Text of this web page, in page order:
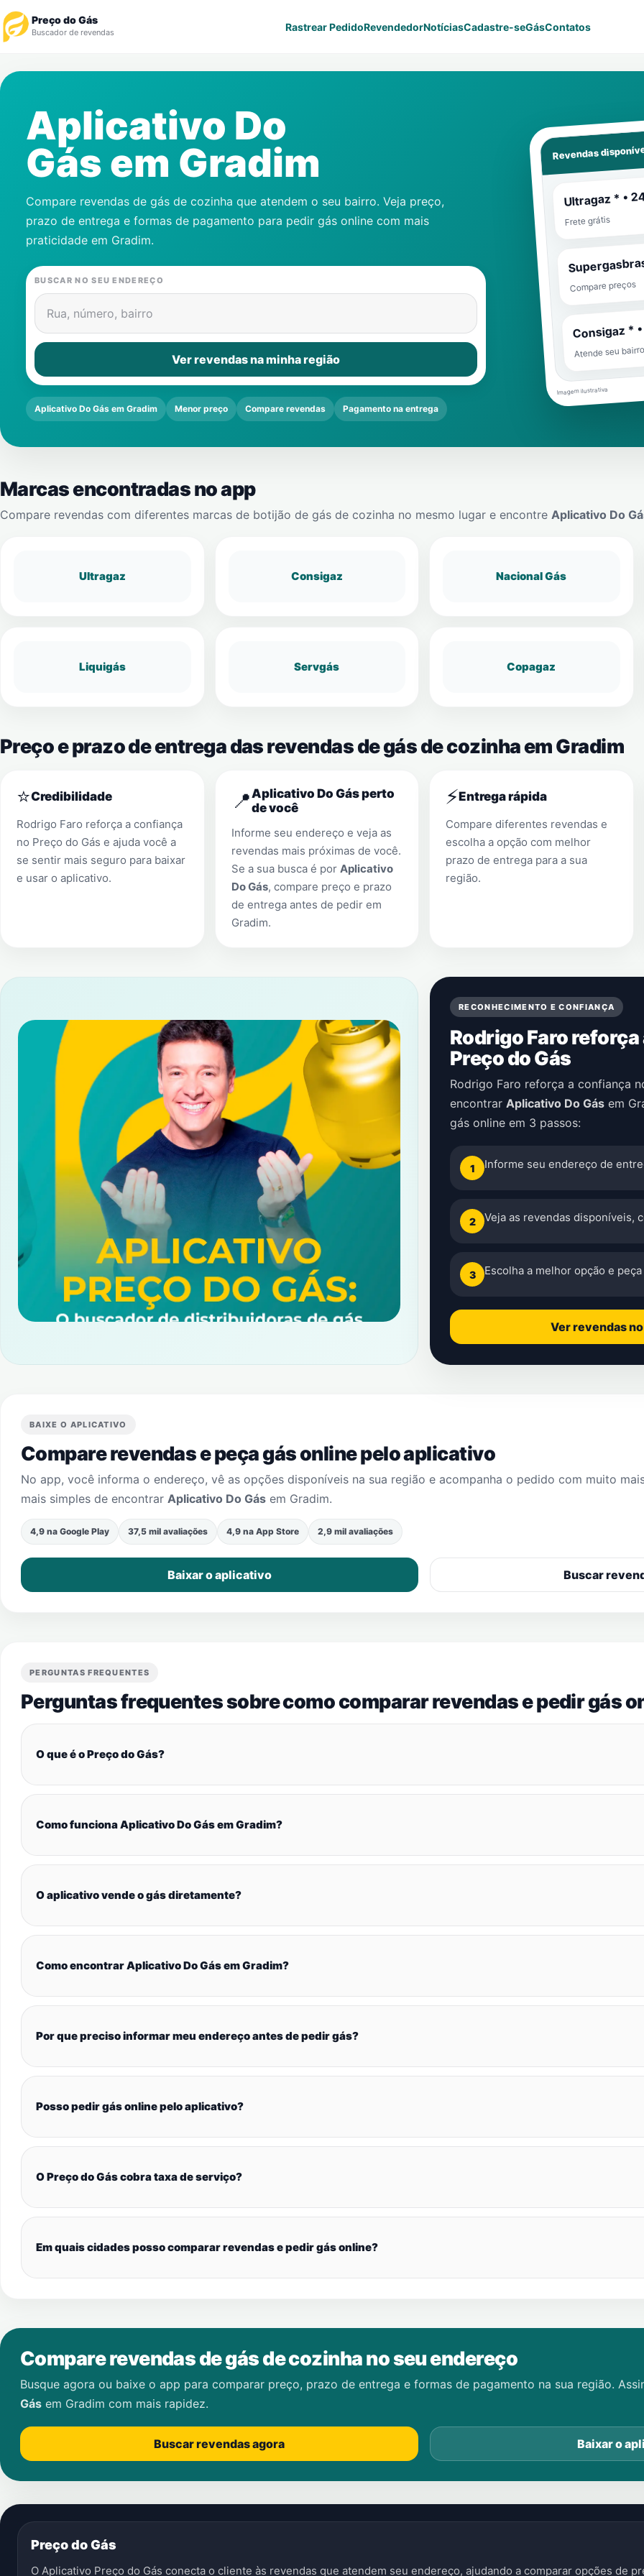
Preço do Gás
Buscador de revendas Rastrear PedidoRevendedorNotíciasCadastre-seGásContatos
Revendedor
Notícias
Gás
Contatos
Aplicativo Do
Gás em Gradim
Compare revendas de gás de cozinha que atendem o seu bairro. Veja preço,
prazo de entrega e formas de pagamento para pedir gás online com mais
praticidade em Gradim.
BUSCAR NO SEU ENDEREÇO
Rua, número, bairro
Ver revendas na minha região
Aplicativo Do Gás em Gradim Menor preço Compare revendas Pagamento na entrega
Revendas
Ultragaz * •
Frete grátis
Compare preços
Consigaz *
Atende seu
Imagem ilustrativa
Marcas encontradas no app
Compare revendas com diferentes marcas de botijão de gás de cozinha no mesmo lugar e encontre Aplicativo Do
Ultragaz Consigaz Nacional Gás
Liquigás Servgás Copagaz
Preço e prazo de entrega das revendas de gás de cozinha em Gradim
⭐Credibilidade
Rodrigo Faro reforça a confiança
no Preço do Gás e ajuda você a
se sentir mais seguro para baixar
e usar o aplicativo.
📍Aplicativo Do Gás perto
de você
Informe seu endereço e veja as
revendas mais próximas de você.
Se a sua busca é por Aplicativo
Do Gás, compare preço e prazo
de entrega antes de pedir em
Gradim.
⚡Entrega rápida
Compare diferentes revendas e
escolha a opção com melhor
prazo de entrega para a sua
região.
RECONHECIMENTO E CONFIANÇA
Rodrigo Faro
Preço do Gás
Rodrigo Faro reforça a confiança
encontrar Aplicativo Do Gás em
gás online em 3 passos:
1 Informe seu endereço de
2 Veja as revendas disponíveis,
3 Escolha a melhor opção e
Ver revendas
BAIXE O APLICATIVO
Compare revendas e peça gás online pelo aplicativo
No app, você informa o endereço, vê as opções disponíveis na sua região e acompanha o pedido com muito
mais simples de encontrar Aplicativo Do Gás em Gradim.
4,9 na Google Play 37,5 mil avaliações 4,9 na App Store 2,9 mil avaliações
Baixar o aplicativo Buscar
PERGUNTAS FREQUENTES
Perguntas frequentes sobre como comparar revendas e pedir gás
O que é o Preço do Gás?
Como funciona Aplicativo Do Gás em Gradim?
O aplicativo vende o gás diretamente?
Como encontrar Aplicativo Do Gás em Gradim?
Por que preciso informar meu endereço antes de pedir gás?
Posso pedir gás online pelo aplicativo?
O Preço do Gás cobra taxa de serviço?
Em quais cidades posso comparar revendas e pedir gás online?
Compare revendas de gás de cozinha no seu endereço
Busque agora ou baixe o app para comparar preço, prazo de entrega e formas de pagamento na sua região.
Gás em Gradim com mais rapidez.
Buscar revendas agora Baixar o
Preço do Gás
O Aplicativo Preço do Gás conecta o cliente às revendas que atendem seu endereço, ajudando a comparar opções de